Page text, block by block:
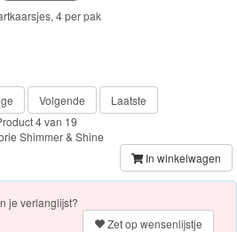
4 per pak
Volgende
Laatste
4 van 19
Shimmer & Shine
In winkelwagen
je verlanglijst?
Zet op wensenlijstje